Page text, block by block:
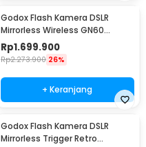
Godox Flash Kamera DSLR
Mirrorless Wireless GN60
2980mAh 76Ws - V850III
Rp1.699.900
Rp2.273.900 26%
+ Keranjang
Godox Flash Kamera DSLR
Mirrorless Trigger Retro